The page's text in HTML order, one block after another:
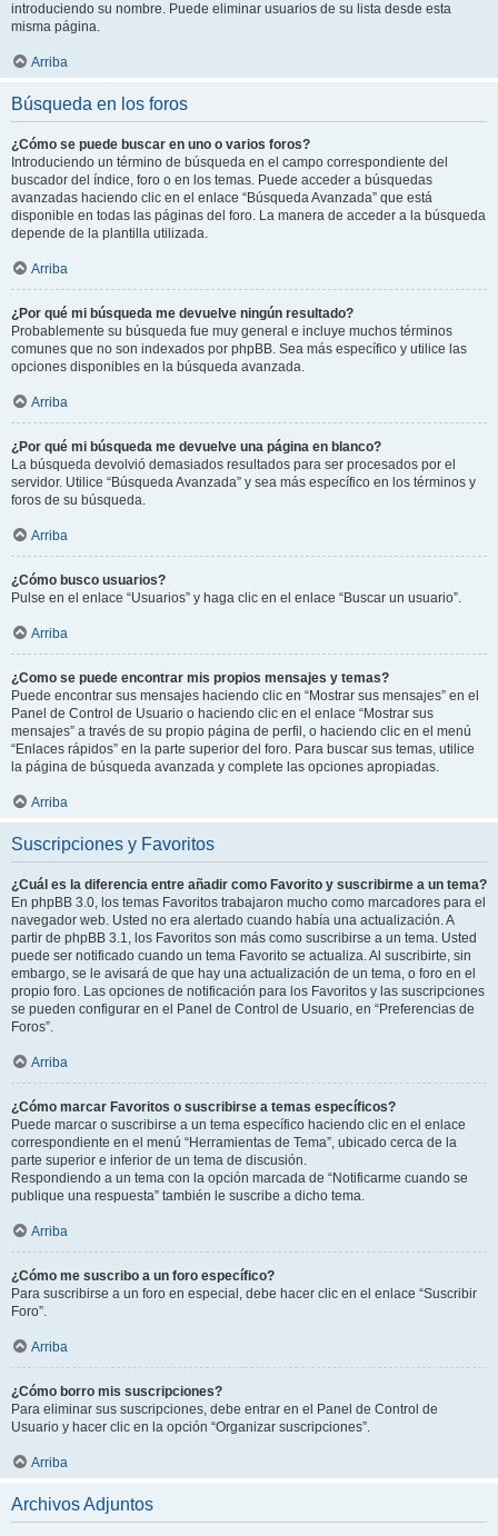
introduciendo su nombre. Puede eliminar usuarios de su lista desde esta
misma página.
Arriba
Búsqueda en los foros
¿Cómo se puede buscar en uno o varios foros?
Introduciendo un término de búsqueda en el campo correspondiente del
buscador del índice, foro o en los temas. Puede acceder a búsquedas
avanzadas haciendo clic en el enlace “Búsqueda Avanzada” que está
disponible en todas las páginas del foro. La manera de acceder a la búsqueda
depende de la plantilla utilizada.
Arriba
¿Por qué mi búsqueda me devuelve ningún resultado?
Probablemente su búsqueda fue muy general e incluye muchos términos
comunes que no son indexados por phpBB. Sea más específico y utilice las
opciones disponibles en la búsqueda avanzada.
Arriba
¿Por qué mi búsqueda me devuelve una página en blanco?
La búsqueda devolvió demasiados resultados para ser procesados por el
servidor. Utilice “Búsqueda Avanzada” y sea más específico en los términos y
foros de su búsqueda.
Arriba
¿Cómo busco usuarios?
Pulse en el enlace “Usuarios” y haga clic en el enlace “Buscar un usuario”.
Arriba
¿Como se puede encontrar mis propios mensajes y temas?
Puede encontrar sus mensajes haciendo clic en “Mostrar sus mensajes” en el
Panel de Control de Usuario o haciendo clic en el enlace “Mostrar sus
mensajes” a través de su propio página de perfil, o haciendo clic en el menú
“Enlaces rápidos” en la parte superior del foro. Para buscar sus temas, utilice
la página de búsqueda avanzada y complete las opciones apropiadas.
Arriba
Suscripciones y Favoritos
¿Cuál es la diferencia entre añadir como Favorito y suscribirme a un tema?
En phpBB 3.0, los temas Favoritos trabajaron mucho como marcadores para el
navegador web. Usted no era alertado cuando había una actualización. A
partir de phpBB 3.1, los Favoritos son más como suscribirse a un tema. Usted
puede ser notificado cuando un tema Favorito se actualiza. Al suscribirte, sin
embargo, se le avisará de que hay una actualización de un tema, o foro en el
propio foro. Las opciones de notificación para los Favoritos y las suscripciones
se pueden configurar en el Panel de Control de Usuario, en “Preferencias de
Foros”.
Arriba
¿Cómo marcar Favoritos o suscribirse a temas específicos?
Puede marcar o suscribirse a un tema específico haciendo clic en el enlace
correspondiente en el menú “Herramientas de Tema”, ubicado cerca de la
parte superior e inferior de un tema de discusión.
Respondiendo a un tema con la opción marcada de “Notificarme cuando se
publique una respuesta” también le suscribe a dicho tema.
Arriba
¿Cómo me suscribo a un foro específico?
Para suscribirse a un foro en especial, debe hacer clic en el enlace “Suscribir
Foro”.
Arriba
¿Cómo borro mis suscripciones?
Para eliminar sus suscripciones, debe entrar en el Panel de Control de
Usuario y hacer clic en la opción “Organizar suscripciones”.
Arriba
Archivos Adjuntos